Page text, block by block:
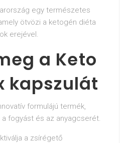
egy természetes
ötvözi a ketogén diéta
erejével.
a Keto
kapszulát
formulájú termék,
fogyást és az anyagcserét.
a zsírégető